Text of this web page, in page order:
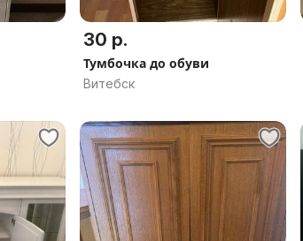
30 р.
Тумбочка до обуви
Витебск